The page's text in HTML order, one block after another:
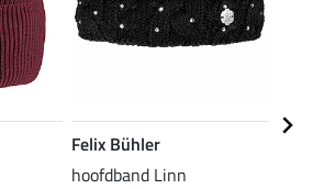
Felix Bühler
hoofdband Linn